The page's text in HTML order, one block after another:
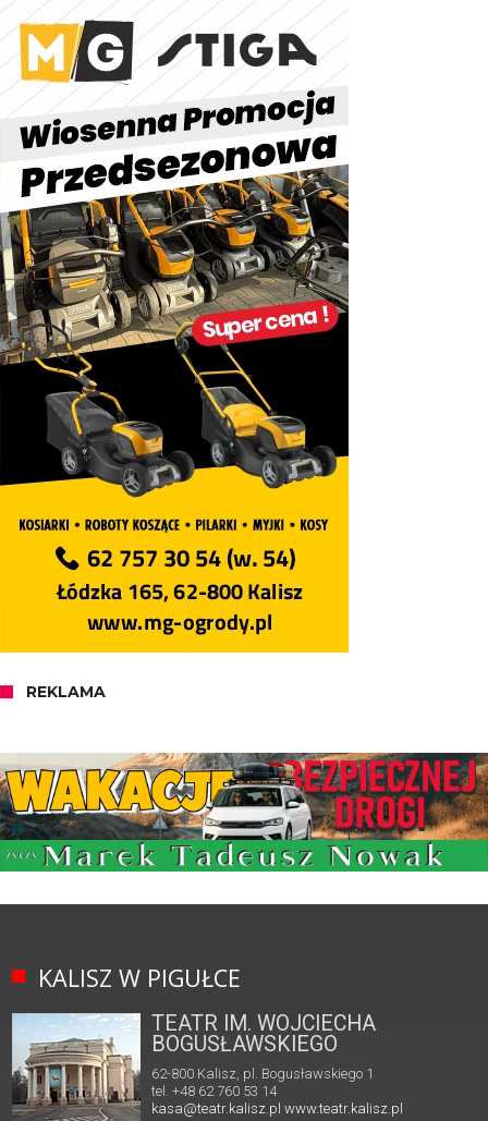
REKLAMA
KALISZ W PIGUŁCE
TEATR IM. WOJCIECHA
BOGUSŁAWSKIEGO
62-800 Kalisz, pl. Bogusławskiego 1
tel. +48 62 760 53 14
kasa@teatr.kalisz.pl www.teatr.kalisz.pl